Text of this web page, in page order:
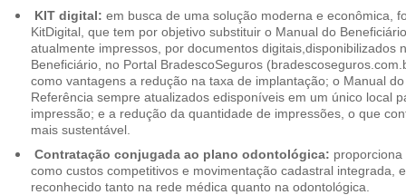
KIT digital: em busca de uma solução moderna e econômica,
KitDigital, que tem por objetivo substituir o Manual do
atualmente impressos, por documentos digitais,disponibilizados
Beneficiário, no Portal BradescoSeguros
como vantagens a redução na taxa de implantação; o Manual
Referência sempre atualizados edisponíveis em um único local
impressão; e a redução da quantidade de impressões, o que
mais sustentável.
Contratação conjugada ao plano odontológica:
como custos competitivos e movimentação cadastral integrada,
reconhecido tanto na rede médica quanto na odontológica.